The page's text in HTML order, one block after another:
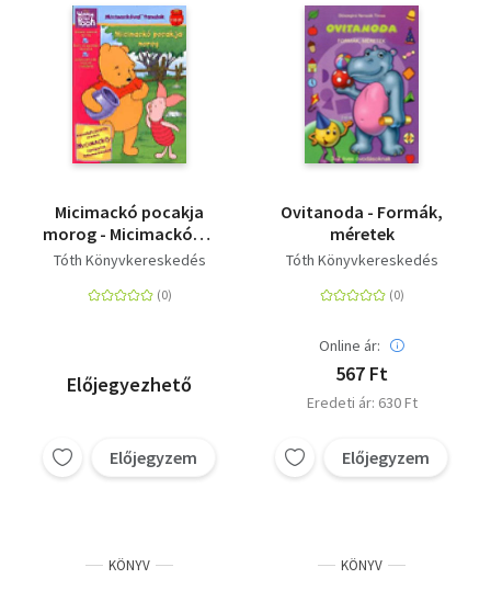
Micimackó pocakja
morog - Micimackóval
tanulok
Tóth Könyvkereskedés
Előjegyezhető
Előjegyzem
Ovitanoda - Formák,
méretek
Tóth Könyvkereskedés
Online ár:
567 Ft
Eredeti ár: 630 Ft
Előjegyzem
KÖNYV KÖNYV